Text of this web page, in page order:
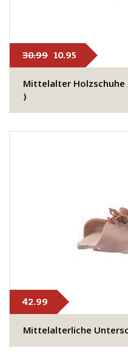
30.99 10.95
Mittelalter Holzschuhe
)
42.99
Mittelalterliche